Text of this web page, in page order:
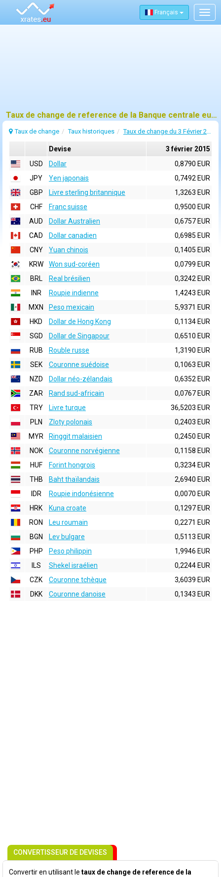
Français
Taux de change de reference de la Banque centrale europeenne (BCE) pour 3 février 2015
Taux de change Taux historiques Taux de change du 3 Février 2015
Devise
3 février 2015
USD
Dollar
0,8790 EUR
JPY
Yen japonais
0,7492 EUR
GBP
Livre sterling britannique
1,3263 EUR
CHF
Franc suisse
0,9500 EUR
AUD
Dollar Australien
0,6757 EUR
CAD
Dollar canadien
0,6985 EUR
CNY
Yuan chinois
0,1405 EUR
KRW
Won sud-coréen
0,0799 EUR
BRL
Real brésilien
0,3242 EUR
INR
Roupie indienne
1,4243 EUR
MXN
Peso mexicain
5,9371 EUR
HKD
Dollar de Hong Kong
0,1134 EUR
SGD
Dollar de Singapour
0,6510 EUR
RUB
Rouble russe
1,3190 EUR
SEK
Couronne suédoise
0,1063 EUR
NZD
Dollar néo-zélandais
0,6352 EUR
ZAR
Rand sud-africain
0,0767 EUR
TRY
Livre turque
36,5203 EUR
PLN
Zloty polonais
0,2403 EUR
MYR
Ringgit malaisien
0,2450 EUR
NOK
Couronne norvégienne
0,1158 EUR
HUF
Forint hongrois
0,3234 EUR
THB
Baht thaïlandais
2,6940 EUR
IDR
Roupie indonésienne
0,0070 EUR
HRK
Kuna croate
0,1297 EUR
RON
Leu roumain
0,2271 EUR
BGN
Lev bulgare
0,5113 EUR
PHP
Peso philippin
1,9946 EUR
ILS
Shekel israélien
0,2244 EUR
CZK
Couronne tchèque
3,6039 EUR
DKK
Couronne danoise 0,1343 EUR
CONVERTISSEUR DE DEVISES
Convertir en utilisant le taux de change de reference de la